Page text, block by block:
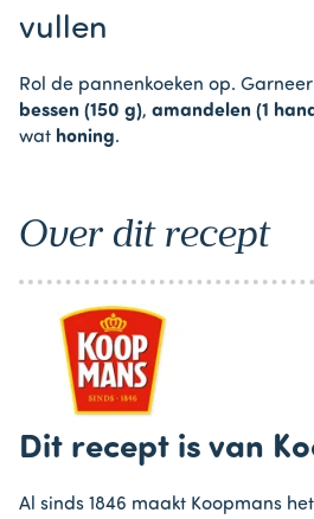
vullen
Rol de pannenkoeken op.
bessen (150 g), amandelen (1
wat honing.
Over dit recept
Dit recept is van
Al sinds 1846 maakt Koopmans